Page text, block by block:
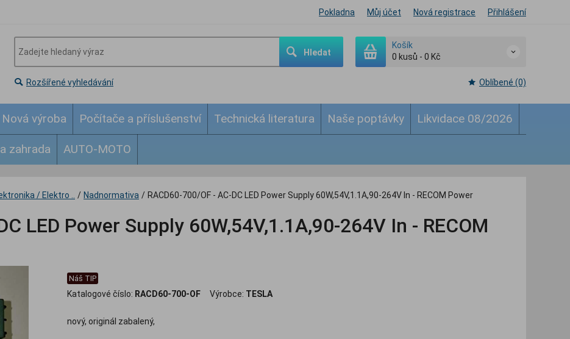
Pokladna Můj účet Nová registrace Přihlášení
Hledat
Košík
0 kusů - 0 Kč
Rozšířené vyhledávání Oblíbené (0)
Nová výroba Počítače a příslušenství Technická literatura Naše poptávky Likvidace 08/2026
zahrada AUTO-MOTO
/ Elektro .. / Nadnormativa / RACD60-700/OF - AC-DC LED Power Supply 60W,54V,1.1A,90-264V In - RECOM Power
LED Power Supply 60W,54V,1.1A,90-264V In - RECOM
Náš TIP
Katalogové číslo: RACD60-700-OF Výrobce: TESLA
nový, originál zabalený,